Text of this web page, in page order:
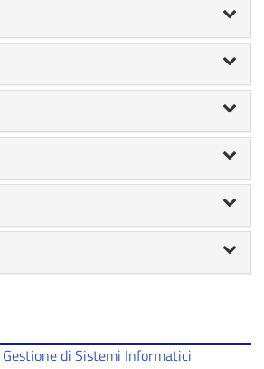
di Sistemi Informatici